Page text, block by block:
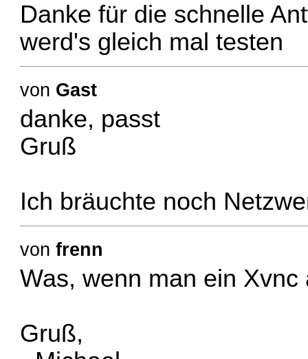
Danke für die schnelle
werd's gleich mal testen
von Gast
danke, passt
Gruß
Ich bräuchte noch
vonfrenn
Was, wenn man ein
Gruß,